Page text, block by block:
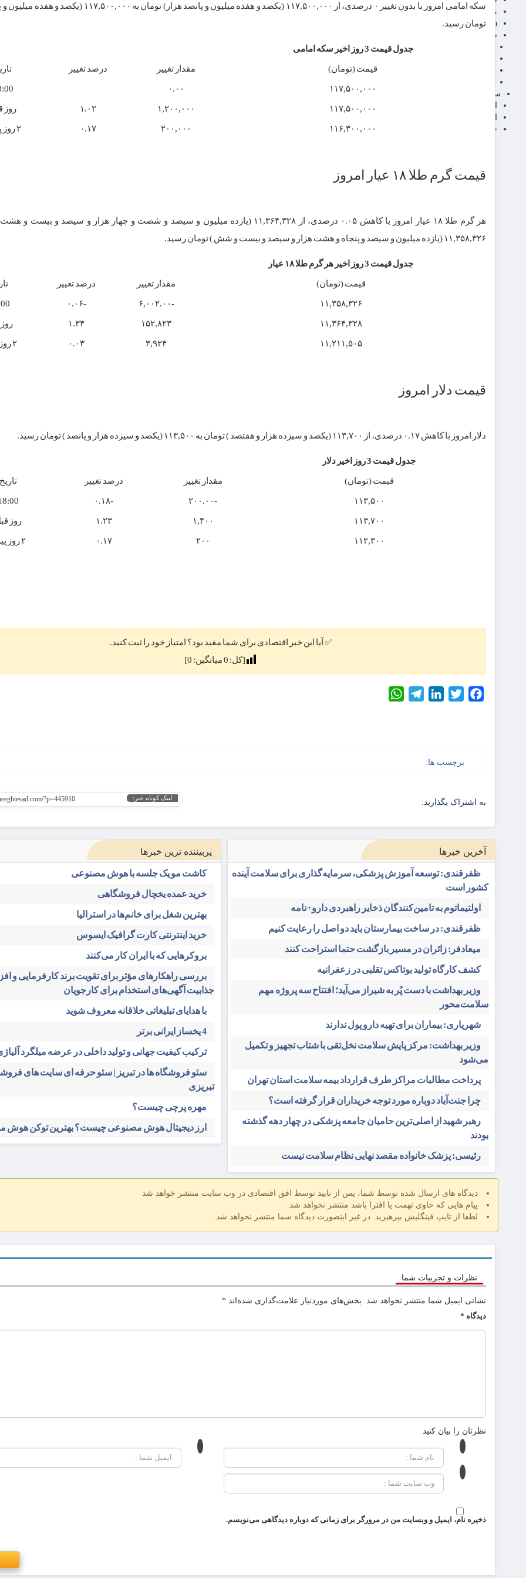
مناطق آزاد تجاری
24intermedia
سایر اخبار اقتصادی
سایر رسانه ها
خرید انواع دیزل ژنراتور
سکه امامی امروز با بدون تغییر ۰ درصدی، از ۱۱۷,۵۰۰,۰۰۰ (یکصد و هفده میلیون و پانصد هزار) تومان
تومان رسید.
جدول قیمت 3 روز اخیر سکه امامی
قیمت (تومان) مقدار تغییر درصد تغییر
۱۱۷,۵۰۰,۰۰۰ ۰.۰۰
۱۱۷,۵۰۰,۰۰۰ ۱,۲۰۰,۰۰۰ ۱.۰۲ روز
۱۱۶,۳۰۰,۰۰۰ ۲۰۰,۰۰۰ ۰.۱۷ ۲ روز پیش
قیمت گرم طلا ۱۸ عیار امروز
هر گرم طلا ۱۸ عیار امروز با کاهش ۰.۰۵ درصدی، از ۱۱,۳۶۴,۳۲۸ (یازده میلیون و سیصد و شصت و چهار هزار و سیصد و
۱۱,۳۵۸,۳۲۶ (یازده میلیون و سیصد و پنجاه و هشت هزار و سیصد و بیست و شش ) تومان رسید.
جدول قیمت 3 روز اخیر هر گرم طلا ۱۸ عیار
قیمت (تومان) مقدار تغییر درصد تغییر
۱۱,۳۵۸,۳۲۶ -۶,۰۰۲.۰۰ -۰.۰۶
۱۱,۳۶۴,۳۲۸ ۱۵۲,۸۲۳ ۱.۳۴
۱۱,۲۱۱,۵۰۵ ۳,۹۲۴ ۰.۰۳ ۲ روز پیش
قیمت دلار امروز
دلار امروز با کاهش ۰.۱۷ درصدی، از ۱۱۳,۷۰۰ (یکصد و سیزده هزار و هفتصد ) تومان به ۱۱۳,۵۰۰ (یکصد و سیزده هزار و پانصد ) تومان رسید.
جدول قیمت 3 روز اخیر دلار
قیمت (تومان) مقدار تغییر درصد تغییر تاریخ
۱۱۳,۵۰۰ -۲۰۰.۰۰ -۰.۱۸
۱۱۳,۷۰۰ ۱,۴۰۰ ۱.۲۳ روز
۱۱۲,۳۰۰ ۲۰۰ ۰.۱۷ ۲ روز پیش
✅ آیا این خبر اقتصادی برای شما مفید بود؟ امتیاز خود را ثبت کنید.
[کل: 0میانگین: 0
]
Facebook
Twitter
LinkedIn
Telegram
برچسب ها:
به اشتراک بگذارید: لینک کوتاه خبر: ?p=445910
آخرین خبرها
ظفرقندی: توسعه آموزش پزشکی، سرمایه‌گذاری برای سلامت آینده
کشور است
اولتیماتوم به تامین‌کنندگان ذخایر راهبردی دارو+نامه
ظفرقندی: در ساخت بیمارستان باید دو اصل را رعایت کنیم
میعادفر: زائران در مسیر بازگشت حتما استراحت کنند
کشف کارگاه تولید بوتاکس تقلبی در زعفرانیه
وزیر بهداشت با دست پُر به شیراز می‌آید؛ افتتاح سه پروژه مهم
سلامت‌محور
شهریاری: بیماران برای تهیه دارو پول ندارند
وزیر بهداشت: مرکز پایش سلامت نخل‌تقی با شتاب تجهیز و تکمیل
می‌شود
پرداخت مطالبات مراکز طرف قرارداد بیمه سلامت استان تهران
چرا جنت‌آباد دوباره مورد توجه خریداران قرار گرفته است؟
رهبر شهید از اصلی‌ترین حامیان جامعه پزشکی در چهار دهه گذشته
بودند
رئیسی: پزشک خانواده مقصد نهایی نظام سلامت نیست
پربیننده ترین خبرها
کاشت مو یک جلسه با هوش مصنوعی
خرید عمده یخچال فروشگاهی
بهترین شغل برای خانم‌ها در استرالیا
خرید اینترنتی کارت گرافیک ایسوس
بروکرهایی‌ که با ایران کار می‌کنند
بررسی راهکارهای مؤثر برای تقویت برند کارفرمایی و
جذابیت آگهی‌های استخدام برای کارجویان
با هدایای تبلیغاتی خلاقانه معروف شوید
4 یخساز ایرانی برتر
ترکیب کیفیت جهانی و تولید داخلی در عرضه میلگرد آلیاژی
سئو فروشگاه‌ ها در تبریز | سئو حرفه ای سایت های
تبریزی
مهره پرچی چیست؟
ارز دیجیتال هوش مصنوعی چیست؟ بهترین توکن هوش
دیدگاه های ارسال شده توسط شما، پس از تایید توسط افق اقتصادی در وب سایت منتشر خواهد شد
پیام هایی که حاوی تهمت یا افترا باشد منتشر نخواهد شد.
لطفا از تایپ فینگلیش بپرهیزید. در غیر اینصورت دیدگاه شما منتشر نخواهد شد.
نظرات و تجربیات شما
نشانی ایمیل شما منتشر نخواهد شد. بخش‌های موردنیاز علامت‌گذاری شده‌اند *
دیدگاه *
نظرتان را بیان کنید
ذخیره نام، ایمیل و وبسایت من در مرورگر برای زمانی که دوباره دیدگاهی می‌نویسم.